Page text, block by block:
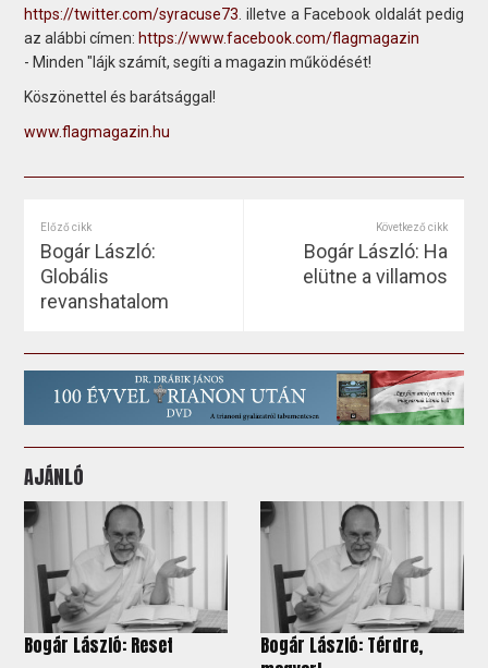
https://twitter.com/syracuse73 . illetve a Facebook oldalát pedig
az alábbi címen: https://www.facebook.com/flagmagazin
- Minden "lájk számít, segíti a magazin működését!
Köszönettel és barátsággal!
www.flagmagazin.hu
Előző cikk
Bogár László:
Globális
revanshatalom
Következő cikk
Bogár László: Ha
elütne a villamos
AJÁNLÓ
Bogár László: Reset
Bogár László: Térdre,